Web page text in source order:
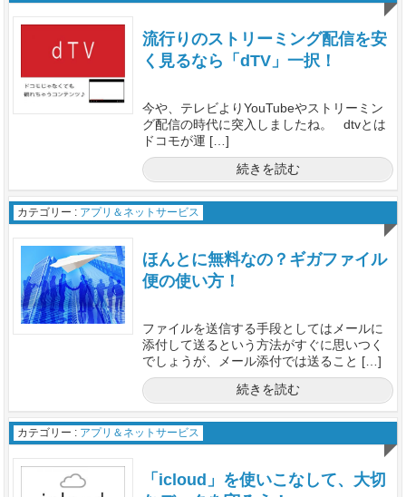
流行りのストリーミング配信を安
く見るなら「dTV」一択！
今や、テレビよりYouTubeやストリーミン
グ配信の時代に突入しましたね。 dtvとは
ドコモが運 […]
続きを読む
カテゴリー : アプリ＆ネットサービス
ほんとに無料なの？ギガファイル
便の使い方！
ファイルを送信する手段としてはメールに
添付して送るという方法がすぐに思いつく
でしょうが、メール添付では送ること […]
続きを読む
カテゴリー : アプリ＆ネットサービス
「icloud」を使いこなして、大切